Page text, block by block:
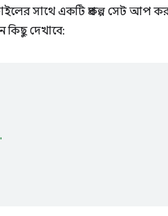
সাথে একটি প্রকল্প সেট আপ
কিছু দেখাবে: